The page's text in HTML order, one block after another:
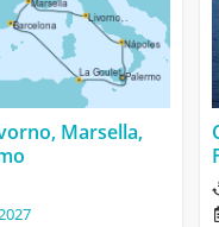
Marsella,